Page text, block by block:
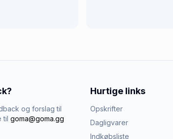
og forslag til
til goma@goma.gg
Hurtige links
Opskrifter
Dagligvarer
Indkøbsliste